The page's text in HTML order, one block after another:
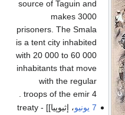
source of Taguin and
makes 3000
prisoners. The Smala
is a tent city inhabited
with 20 000 to 60 000
inhabitants that move
with the regular
troops of the emir 4 .
7 يونيو
، إثيوپيا]] - treaty